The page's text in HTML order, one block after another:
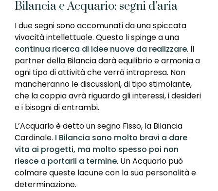
Bilancia e Acquario: segni d’aria
I due segni sono accomunati da una spiccata
vivacità intellettuale. Questo li spinge a una
continua ricerca di idee nuove da realizzare. Il
partner della Bilancia darà equilibrio e armonia a
ogni tipo di attività che verrà intrapresa. Non
mancheranno le discussioni, di tipo stimolante,
che la coppia avrà riguardo gli interessi, i desideri
e i bisogni di entrambi.
L’Acquario è detto un segno Fisso, la Bilancia
Cardinale. I Bilancia sono molto bravi a dare
vita ai progetti, ma molto spesso poi non
riesce a portarli a termine. Un Acquario può
colmare queste lacune con la sua personalità e
determinazione.